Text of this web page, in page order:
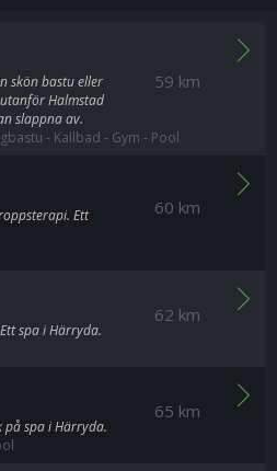
59 km
skön bastu eller
Halmstad
slappna av.
- Kallbad - Gym - Pool
60 km
Ett
62 km
spa i Härryda.
65 km
på spa i Härryda.